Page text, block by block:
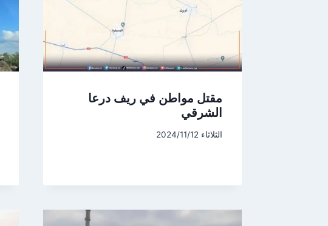
مقتل مواطن في ريف درعا
الشرقي
الثلاثاء 2024/11/12